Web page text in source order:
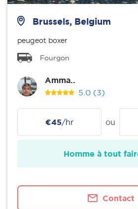
Brussels, Belgium
peugeot boxer
Fourgon
Amma..
5.0 (3)
€45/hr ou
Homme à tout
Contact